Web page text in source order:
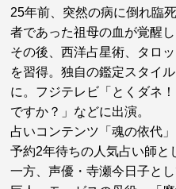
25年前、突然の病に倒れ臨
者であった祖母の血が覚醒
その後、西洋占星術、タロ
を習得。独自の鑑定スタイ
に。フジテレビ「とくダネ
ですか？」などに出演。
占いコンテンツ「魂の依代
予約2年待ちの人気占い師と
一方、声優・寺瀬今日子と